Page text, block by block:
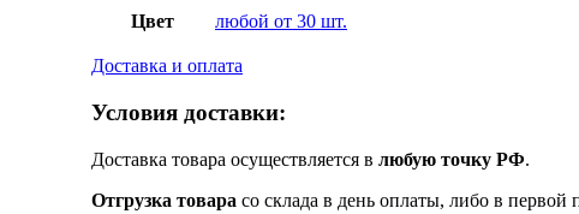
Цвет любой от 30 шт.
Доставка и оплата
Условия доставки:
Доставка товара осуществляется в любую точку РФ.
Отгрузка товара со склада в день оплаты, либо в